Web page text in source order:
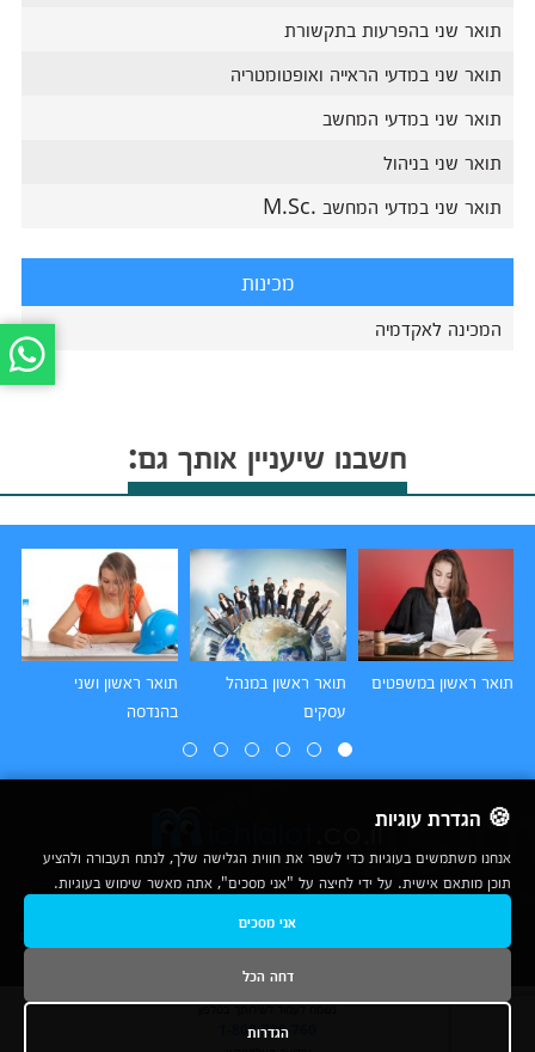
תואר שני בהפרעות בתקשורת
תואר שני במדעי הראייה ואופטומטריה
תואר שני במדעי המחשב
תואר שני בניהול
תואר שני במדעי המחשב .M.Sc
מכינות
המכינה לאקדמיה
חשבנו שיעניין אותך גם:
תואר ראשון במשפטים
תואר ראשון במנהל
עסקים
תואר ראשון ושני
בהנדסה
© כל הזכויות שמורות לחברת נרד אונליין בע"מ | מכללות|
נשמח לעמוד לשירותך בטלפון
1-800-780-760
🍪 הגדרת עוגיות
אנחנו משתמשים בעוגיות כדי לשפר את חווית הגלישה שלך, לנתח תעבורה ולהציע
תוכן מותאם אישית. על ידי לחיצה על "אני מסכים", אתה מאשר שימוש בעוגיות.
אני מסכים
דחה הכל
הגדרות